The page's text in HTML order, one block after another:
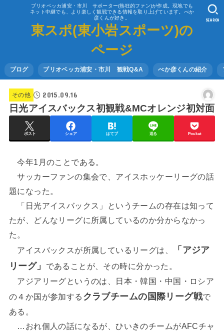
ブリオベッカ浦安・市川 サポーター(熱狂的ファン)が作成。現地でも
ネット中継でも、より楽しく観戦できる情報を取り上げています。べか
彦くんが好き。
東スポ(東小岩スポーツ)の
ページ
ブログ ブリオベッカ浦安・市川 観戦Q&A べか彦くんの紹介
SEARCH
その他 2015.09.16
日光アイスバックス初観戦&MCオレンジ初対面
ポスト シェア はてブ 送る Pocket
今年1月のことである。
サッカーファンの集会で、アイスホッケーリーグの話
題になった。
「日光アイスバックス」というチームの存在は知って
たが、どんなリーグに所属しているのか分からなかっ
た。
アイスバックスが所属しているリーグは、
「アジア
リーグ」
であることが、その時に分かった。
アジアリーグというのは、日本・韓国・中国・ロシア
の４か国が参加する クラブチームの国際リーグ戦で
ある。
…おれ個人の話になるが、ひいきのチームがAFCチャ